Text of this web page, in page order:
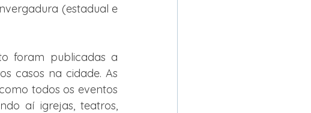
(estadual e
foram publicadas a
casos na cidade. As
todos os eventos
aí igrejas, teatros,